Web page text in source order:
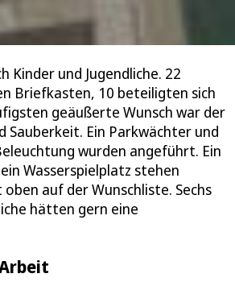
Kinder und Jugendliche. 22
Briefkasten, 10 beteiligten sich
geäußerte Wunsch war der
Sauberkeit. Ein Parkwächter und
wurden angeführt. Ein
Wasserspielplatz stehen
auf der Wunschliste. Sechs
hätten gern eine